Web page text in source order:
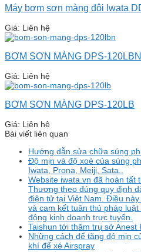
Máy bơm sơn màng đôi Iwata
Giá: Liên hệ
BƠM SƠN MÀNG DPS-120LBN
Giá: Liên hệ
BƠM SƠN MÀNG DPS-120LB
Giá: Liên hệ
Bài viết liên quan
Hướng dẫn sửa chữa súng
Độ mịn và độ xoè của súng
Iwata, Prona, Meiji, Sata..
Website iwata.vn đã hoàn tất
Thương theo đúng quy định
điện tử tại Việt Nam. Điều
và cam kết tuân thủ pháp
động kinh doanh trực tuyến.
Taishun tới thăm trụ sở Anest
Những cách để tăng độ mịn
khí để xé Airspray